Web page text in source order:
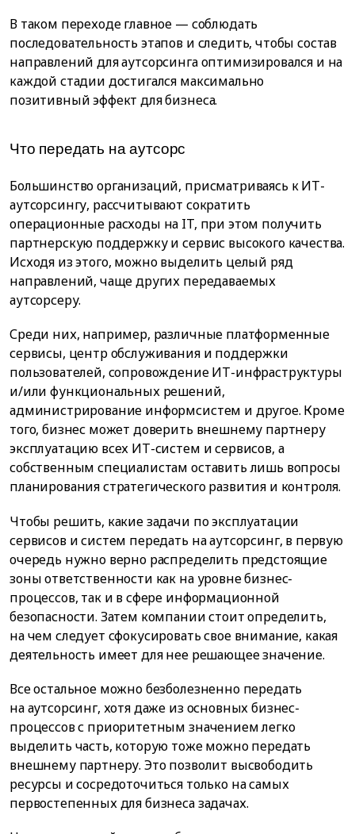
В таком переходе главное — соблюдать
последовательность этапов и следить, чтобы состав
направлений для аутсорсинга оптимизировался и на
каждой стадии достигался максимально
позитивный эффект для бизнеса.
Что передать на аутсорс
Большинство организаций, присматриваясь к ИТ-
аутсорсингу, рассчитывают сократить
операционные расходы на IT, при этом получить
партнерскую поддержку и сервис высокого качества.
Исходя из этого, можно выделить целый ряд
направлений, чаще других передаваемых
аутсорсеру.
Среди них, например, различные платформенные
сервисы, центр обслуживания и поддержки
пользователей, сопровождение ИТ-инфраструктуры
и/или функциональных решений,
администрирование информсистем и другое. Кроме
того, бизнес может доверить внешнему партнеру
эксплуатацию всех ИТ-систем и сервисов, а
собственным специалистам оставить лишь вопросы
планирования стратегического развития и контроля.
Чтобы решить, какие задачи по эксплуатации
сервисов и систем передать на аутсорсинг, в первую
очередь нужно верно распределить предстоящие
зоны ответственности как на уровне бизнес-
процессов, так и в сфере информационной
безопасности. Затем компании стоит определить,
на чем следует сфокусировать свое внимание, какая
деятельность имеет для нее решающее значение.
Все остальное можно безболезненно передать
на аутсорсинг, хотя даже из основных бизнес-
процессов с приоритетным значением легко
выделить часть, которую тоже можно передать
внешнему партнеру. Это позволит высвободить
ресурсы и сосредоточиться только на самых
первостепенных для бизнеса задачах.